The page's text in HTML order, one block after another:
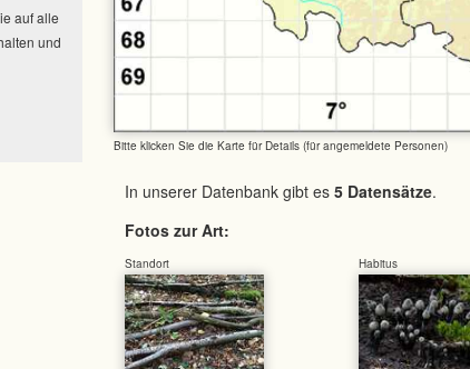
Bitte klicken Sie die Karte für Details (für angemeldete Personen)
In unserer Datenbank gibt es 5 Datensätze.
Fotos zur Art:
Standort Habitus
auf alle
und